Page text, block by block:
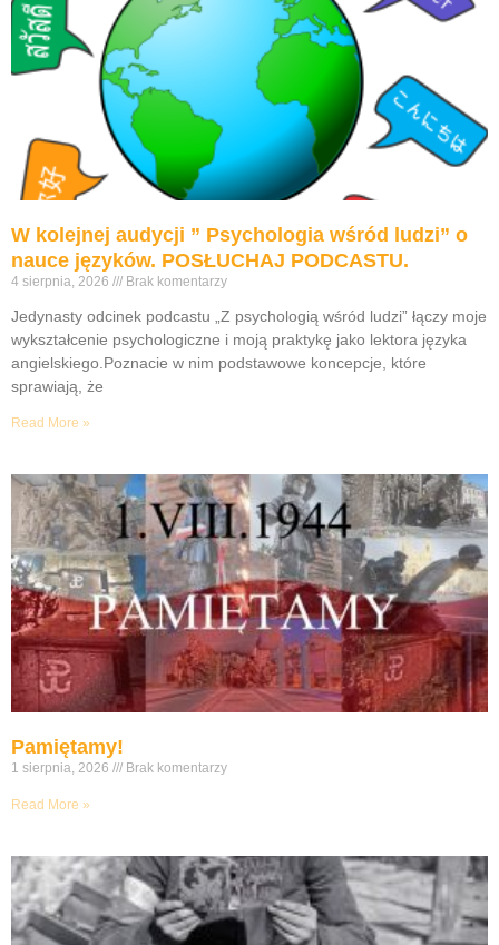
W kolejnej audycji ” Psychologia wśród ludzi” o
nauce języków. POSŁUCHAJ PODCASTU.
4 sierpnia, 2026 Brak komentarzy
Jedynasty odcinek podcastu „Z psychologią wśród ludzi” łączy moje
wykształcenie psychologiczne i moją praktykę jako lektora języka
angielskiego.Poznacie w nim podstawowe koncepcje, które
sprawiają, że
Read More »
Pamiętamy!
1 sierpnia, 2026 Brak komentarzy
Read More »